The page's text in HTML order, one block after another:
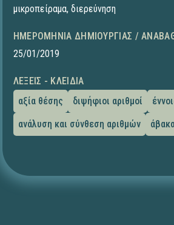
μικροπείραμα, διερεύνηση
ΗΜΕΡΟΜΗΝΊΑ ΔΗΜΙΟΥΡΓΊΑΣ /
25/01/2019
ΛΈΞΕΙΣ - ΚΛΕΙΔΙΆ
αξία θέσης
διψήφιοι αριθμοί
ανάλυση και σύνθεση αριθμών